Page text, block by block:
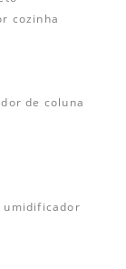
cozinha
de coluna
umidificador